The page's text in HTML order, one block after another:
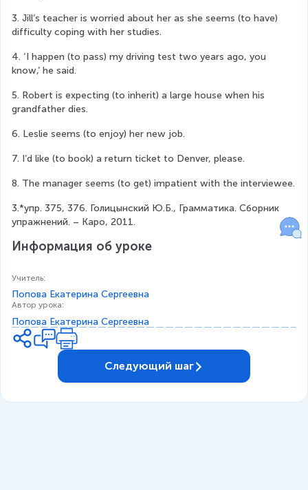
3. Jill’s teacher is worried about her as she seems (to have)
difficulty coping with her studies.
4. ‘I happen (to pass) my driving test two years ago, you
know,’ he said.
5. Robert is expecting (to inherit) a large house when his
grandfather dies.
6. Leslie seems (to enjoy) her new job.
7. I’d like (to book) a return ticket to Denver, please.
8. The manager seems (to get) impatient with the interviewee.
3.*упр. 375, 376. Голицынский Ю.Б., Грамматика. Сборник
упражнений. – Каро, 2011.
Информация об уроке
Учитель:
Попова Екатерина Сергеевна
Автор урока:
Попова Екатерина Сергеевна
Следующий шаг